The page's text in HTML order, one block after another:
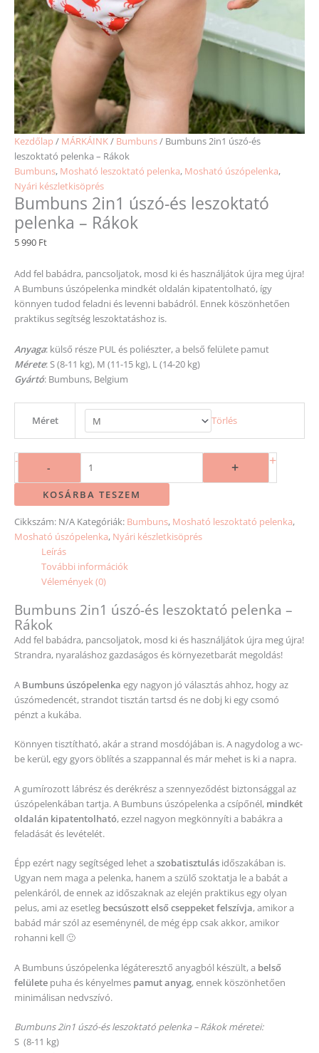
Kezdőlap / MÁRKÁINK/ Bumbuns/ Bumbuns 2in1 úszó-és
leszoktató pelenka – Rákok
Bumbuns, Mosható leszoktató pelenka, Mosható úszópelenka,
Nyári készletkisöprés
Bumbuns 2in1 úszó-és leszoktató
pelenka – Rákok
5 990 Ft
Add fel babádra, pancsoljatok, mosd ki és használjátok újra meg újra!
A Bumbuns úszópelenka mindkét oldalán kipatentolható, így
könnyen tudod feladni és levenni babádról. Ennek köszönhetően
praktikus segítség leszoktatáshoz is.
Anyaga: külső része PUL és poliészter, a belső felülete pamut
Mérete: S (8-11 kg), M (11-15 kg), L (14-20 kg)
Gyártó: Bumbuns, Belgium
Méret Törlés
-
- + +
KOSÁRBA TESZEM
Cikkszám: N/A Kategóriák: Bumbuns, Mosható leszoktató pelenka,
Mosható úszópelenka, Nyári készletkisöprés
Leírás
További információk
Vélemények (0)
Bumbuns 2in1 úszó-és leszoktató pelenka –
Rákok
Add fel babádra, pancsoljatok, mosd ki és használjátok újra meg újra!
Strandra, nyaraláshoz gazdaságos és környezetbarát megoldás!
A Bumbuns úszópelenka egy nagyon jó választás ahhoz, hogy az
úszómedencét, strandot tisztán tartsd és ne dobj ki egy csomó
pénzt a kukába.
Könnyen tisztítható, akár a strand mosdójában is. A nagydolog a wc-
be kerül, egy gyors öblítés a szappannal és már mehet is ki a napra.
A gumírozott lábrész és derékrész a szennyeződést biztonsággal az
úszópelenkában tartja. A Bumbuns úszópelenka a csípőnél, mindkét
oldalán kipatentolható, ezzel nagyon megkönnyíti a babákra a
feladását és levételét.
Épp ezért nagy segítséged lehet a szobatisztulás időszakában is.
Ugyan nem maga a pelenka, hanem a szülő szoktatja le a babát a
pelenkáról, de ennek az időszaknak az elején praktikus egy olyan
pelus, ami az esetleg becsúszott első cseppeket felszívja, amikor a
babád már szól az eseménynél, de még épp csak akkor, amikor
rohanni kell 🙂
A Bumbuns úszópelenka légáteresztő anyagból készült, a belső
felülete puha és kényelmes pamut anyag, ennek köszönhetően
minimálisan nedvszívó.
Bumbuns 2in1 úszó-és leszoktató pelenka – Rákok méretei:
S (8-11 kg)